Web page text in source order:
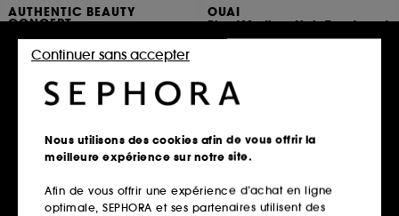
AUTHENTIC BEAUTY
CONCEPT
Replenish Cleanser
Shampoing riche et nourrissant pour cheveux sensibilisés
17
31,00€
/100ml
Ajouter au panier
OUAI
Fine/Medium Hair Treatment
Masque Cheveux
17,80€
2 contenances disponibles
Ajouter au panier
Nous utilisons des cookies afin de vous offrir la
meilleure expérience sur notre site.
Afin de vous offrir une expérience d’achat en ligne
optimale, SEPHORA et ses partenaires utilisent des
Continuer sans accepter